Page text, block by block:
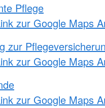
Pflege
zur Google Maps
zur
zur Google Maps
zur Google Maps